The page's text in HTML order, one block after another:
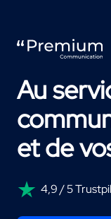
Au
et de
4,9 / 5